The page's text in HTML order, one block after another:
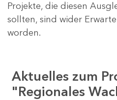
Projekte, die diesen
sollten, sind wider
worden.
Aktuelles zum
"Regionales